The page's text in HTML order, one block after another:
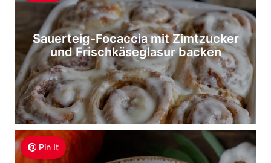
Sauerteig-Focaccia mit Zimtzucker
und Frischkäseglasur backen
Pin It